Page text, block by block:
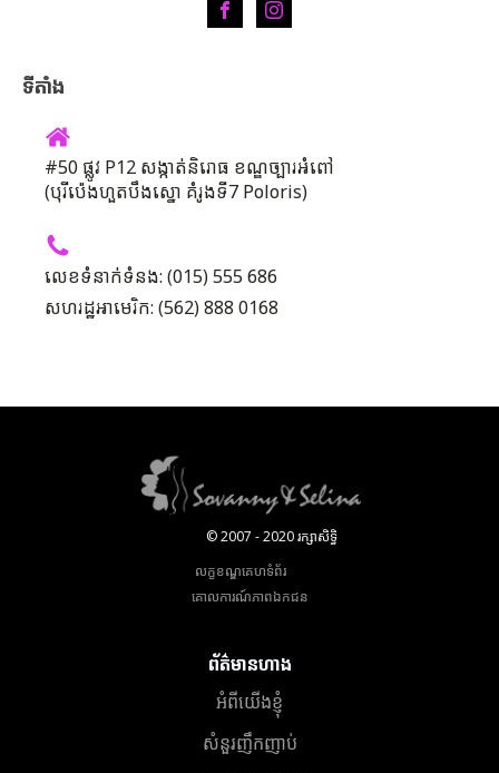
ទីតាំង
#50 ផ្លូវ P12 សង្កាត់និរោធ ខណ្ឌច្បារអំពៅ
(បុរីប៉េងហួតបឹងស្នោ គំរូងទី7 Poloris)
លេខទំនាក់ទំនង: (015) 555 686
សហរដ្ឋអាមេរិក: (562) 888 0168
© 2007 - 2020 រក្សាសិទ្ធិ
លក្ខខណ្ឌគេហទំព័រ
គោលការណ៍​ភាព​ឯកជន
ព័ត៌មានហាង
អំពីយើងខ្ញុំ
សំនួរញឹកញាប់